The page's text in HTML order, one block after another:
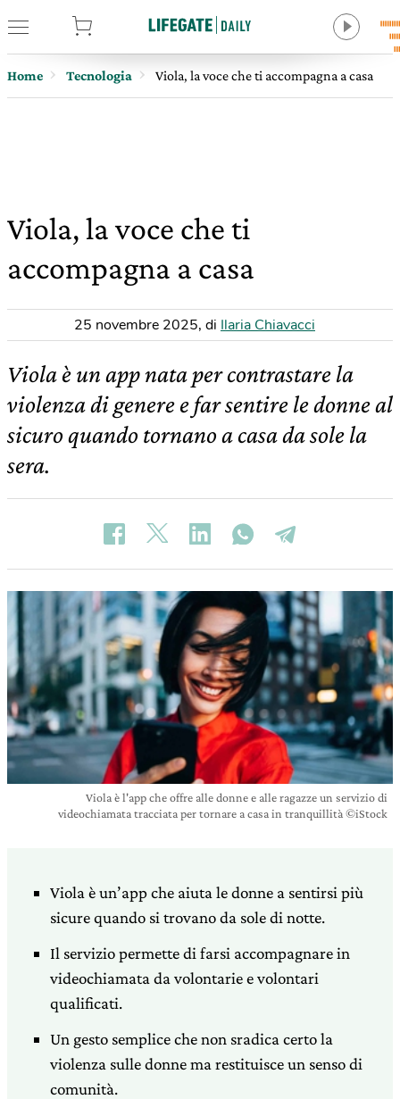
Home Tecnologia Viola, la voce che ti accompagna a casa
Viola, la voce che ti
accompagna a casa
25 novembre 2025, di Ilaria Chiavacci
Viola è un app nata per contrastare la
violenza di genere e far sentire le donne al
sicuro quando tornano a casa da sole la
sera.
Viola è l'app che offre alle donne e alle ragazze un servizio di
videochiamata tracciata per tornare a casa in tranquillità ©iStock
Viola è un’app che aiuta le donne a sentirsi più
sicure quando si trovano da sole di notte.
Il servizio permette di farsi accompagnare in
videochiamata da volontarie e volontari
qualificati.
Un gesto semplice che non sradica certo la
violenza sulle donne ma restituisce un senso di
comunità.